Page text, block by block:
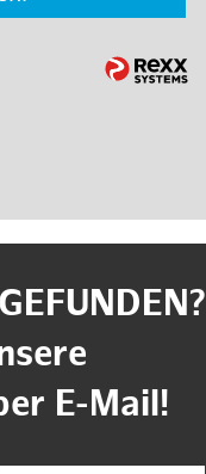
E-Mail!